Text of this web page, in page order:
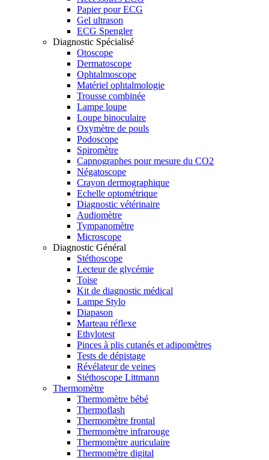
Papier pour ECG
Gel ultrason
ECG Spengler
Diagnostic Spécialisé
Otoscope
Dermatoscope
Ophtalmoscope
Matériel ophtalmologie
Trousse combinée
Lampe loupe
Loupe binoculaire
Oxymètre de pouls
Podoscope
Spiromètre
Capnographes pour mesure du CO2
Négatoscope
Crayon dermographique
Echelle optométrique
Diagnostic vétérinaire
Audiomètre
Tympanomètre
Microscope
Diagnostic Général
Stéthoscope
Lecteur de glycémie
Toise
Kit de diagnostic médical
Lampe Stylo
Diapason
Marteau réflexe
Ethylotest
Pinces à plis cutanés et adipomètres
Tests de dépistage
Révélateur de veines
Stéthoscope Littmann
Thermomètre
Thermomètre bébé
Thermoflash
Thermomètre frontal
Thermomètre infrarouge
Thermomètre auriculaire
Thermomètre digital